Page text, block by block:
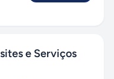
e Serviços